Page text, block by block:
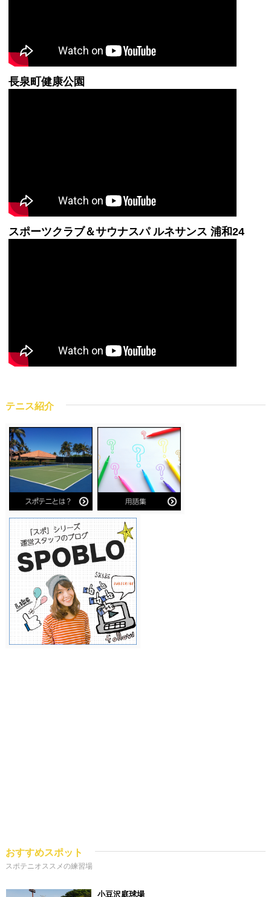
長泉町健康公園
スポーツクラブ＆サウナスパ ルネサンス 浦和24
テニス紹介
おすすめスポット
スポテニオススメの練習場
小豆沢庭球場